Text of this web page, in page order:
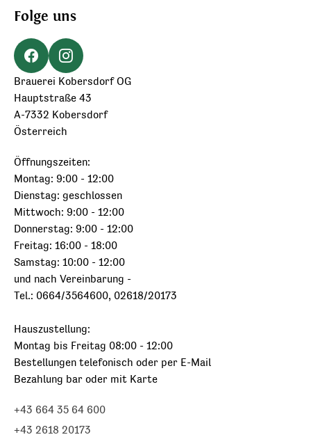
Folge uns
Brauerei Kobersdorf OG
Hauptstraße 43
A-7332 Kobersdorf
Österreich
Öffnungszeiten:
Montag: 9:00 - 12:00
Dienstag: geschlossen
Mittwoch: 9:00 - 12:00
Donnerstag: 9:00 - 12:00
Freitag: 16:00 - 18:00
Samstag: 10:00 - 12:00
und nach Vereinbarung -
Tel.: 0664/3564600, 02618/20173
Hauszustellung:
Montag bis Freitag 08:00 - 12:00
Bestellungen telefonisch oder per E-Mail
Bezahlung bar oder mit Karte
+43 664 35 64 600
+43 2618 20173